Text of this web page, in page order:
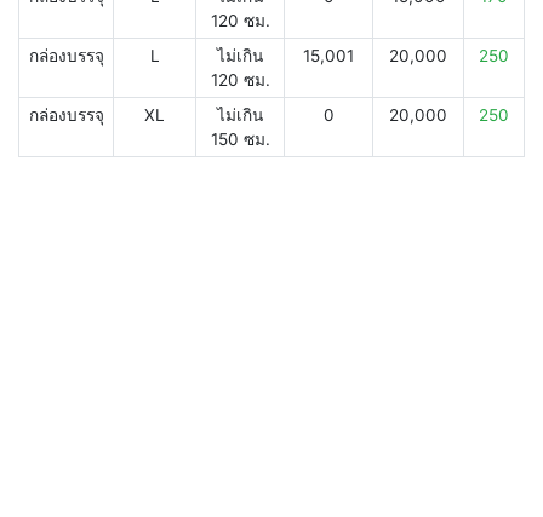
120 ซม.
กล่องบรรจุ L
ไม่เกิน
120 ซม.
15,001 20,000 250
กล่องบรรจุ XL
ไม่เกิน
150 ซม.
0 20,000 250